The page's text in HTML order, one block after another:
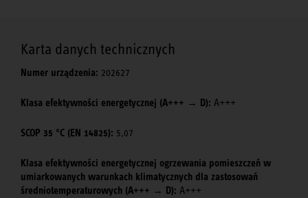
Karta danych technicznych
Numer urządzenia: 202627
Klasa efektywności energetycznej (A+++ → D): A+++
SCOP 35 °C (EN 14825): 5,07
Klasa efektywności energetycznej ogrzewania pomieszczeń w
umiarkowanych warunkach klimatycznych dla zastosowań
średniotemperaturowych (A+++ → D): A+++